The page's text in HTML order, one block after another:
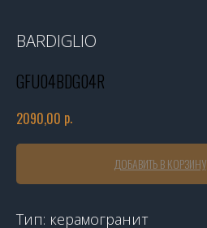
BARDIGLIO
GFU04BDG04R
2090,00 р.
ДОБАВИТЬ В КОРЗИНУ
Тип: керамогранит